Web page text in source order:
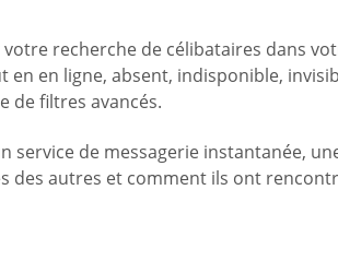
recherche de célibataires dans
en ligne, absent, indisponible,
de filtres avancés.
de messagerie instantanée,
des autres et comment ils ont